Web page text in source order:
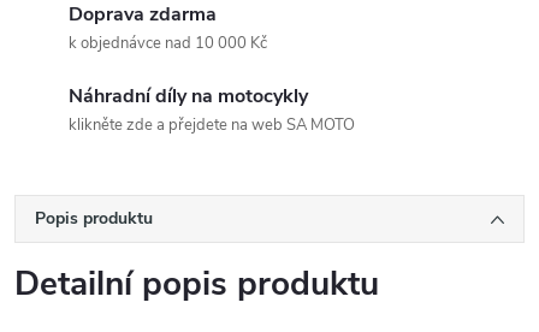
Doprava zdarma
k objednávce nad 10 000 Kč
Náhradní díly na motocykly
klikněte zde a přejdete na web SA MOTO
Popis produktu
Detailní popis produktu